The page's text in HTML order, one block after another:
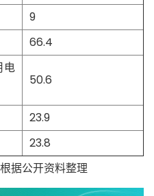
9
66.4
电
50.6
23.9
23.8
据公开资料整理